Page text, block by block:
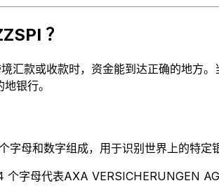
？
汇款或收款时，资金能到达正确的地方
银行。
字母和数字组成，用于识别世界上的特定
个字母代表AXA VERSICHERUNGEN AG